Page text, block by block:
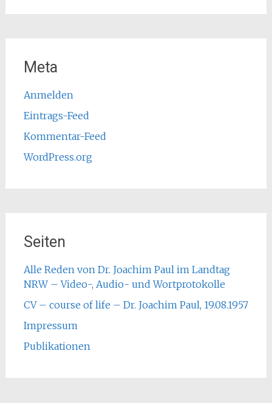
Meta
Anmelden
Eintrags-Feed
Kommentar-Feed
WordPress.org
Seiten
Alle Reden von Dr. Joachim Paul im Landtag
NRW – Video-, Audio- und Wortprotokolle
CV – course of life – Dr. Joachim Paul, 19.08.1957
Impressum
Publikationen